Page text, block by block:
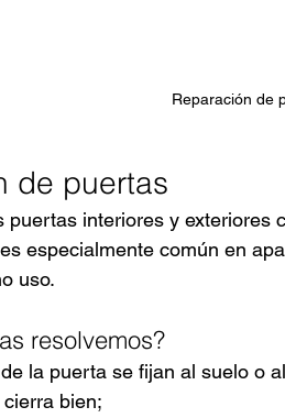
Reparación de
de puertas
puertas interiores y exteriores
especialmente común en
uso.
resolvemos?
la puerta se fijan al suelo o
bien;